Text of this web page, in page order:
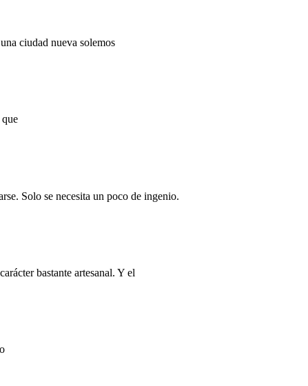
ciudad nueva solemos
Solo se necesita un poco de ingenio.
bastante artesanal. Y el